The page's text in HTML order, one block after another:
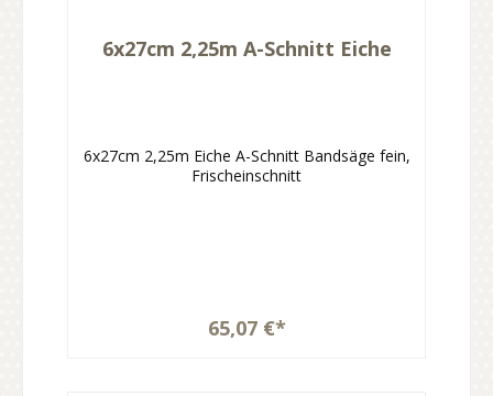
6x27cm 2,25m A-Schnitt Eiche
6x27cm 2,25m Eiche A-Schnitt Bandsäge fein,
Frischeinschnitt
65,07 €*